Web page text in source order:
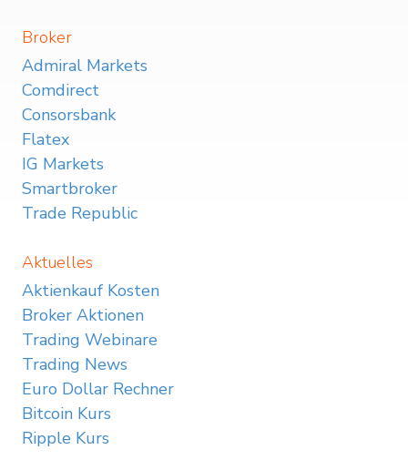
Broker
Admiral Markets
Comdirect
Consorsbank
Flatex
IG Markets
Smartbroker
Trade Republic
Aktuelles
Aktienkauf Kosten
Broker Aktionen
Trading Webinare
Trading News
Euro Dollar Rechner
Bitcoin Kurs
Ripple Kurs